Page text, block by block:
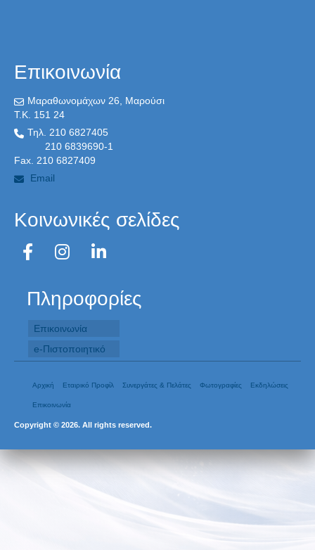
Επικοινωνία
Μαραθωνομάχων 26, Μαρούσι
T.K. 151 24
Τηλ. 210 6827405
210 6839690-1
Fax. 210 6827409
Email
Κοινωνικές σελίδες
Πληροφορίες
Επικοινωνία
e-Πιστοποιητικό
Αρχική Εταιρικό Προφίλ Συνεργάτες & Πελάτες Φωτογραφίες Εκδηλώσεις
Επικοινωνία
Copyright © 2026. All rights reserved.